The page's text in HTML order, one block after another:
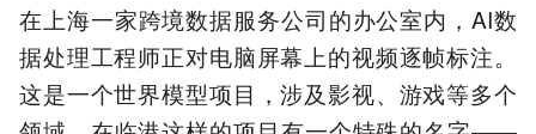
在上海一家跨境数据服务公司的办公室内，AI数
据处理工程师正对电脑屏幕上的视频逐帧标注。
这是一个世界模型项目，涉及影视、游戏等多个